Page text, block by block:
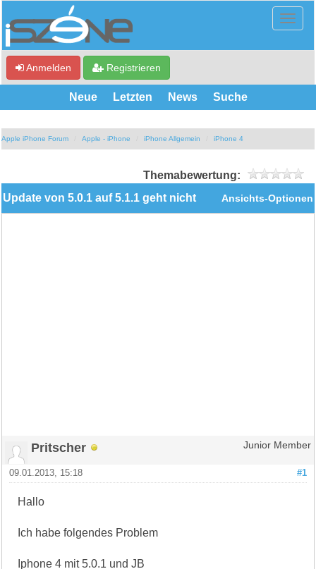
Anmelden Registrieren
Neue Letzten News Suche
Apple iPhone Forum Apple - iPhone iPhone Allgemein iPhone 4
Themabewertung:
Ansichts-Optionen
Update von 5.0.1 auf 5.1.1 geht nicht
Pritscher Junior Member
#1
09.01.2013, 15:18
Hallo
Ich habe folgendes Problem
Iphone 4 mit 5.0.1 und JB